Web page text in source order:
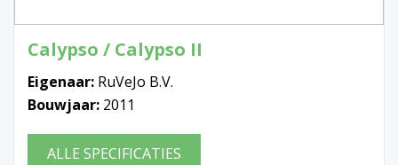
Calypso / Calypso II
Eigenaar: RuVeJo B.V.
Bouwjaar: 2011
ALLE SPECIFICATIES